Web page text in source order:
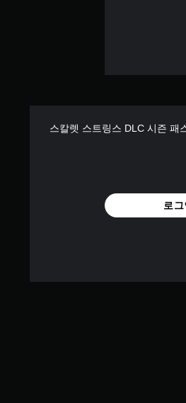
스칼렛 스트링스 DLC 시즌 패
로